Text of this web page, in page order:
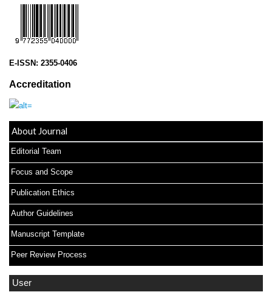
E-ISSN: 2355-0406
Accreditation
About Journal
Editorial Team
Focus and Scope
Publication Ethics
Author Guidelines
Manuscript Template
Peer Review Process
User